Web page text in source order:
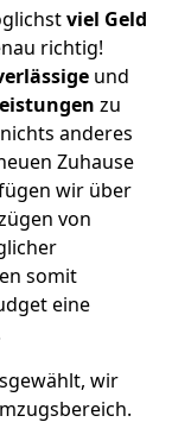
viel Geld
richtig!
und
zu
anderes
Zuhause
wir über
von
somit
eine
wir